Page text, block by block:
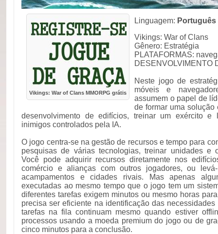
Vikings: War of Clans MMORPG grátis
Linguagem: Português
Vikings: War of Clans
Gênero: Estratégia
PLATAFORMAS:
DESENVOLVIMENTO
Neste jogo de
móveis e
assumem o papel de
de formar uma
desenvolvimento de edifícios, treinar um exército e
inimigos controlados pela IA.
O jogo centra-se na gestão de recursos e tempo para
pesquisas de várias tecnologias, treinar unidades e
Você pode adquirir recursos diretamente nos
comércio e alianças com outros jogadores, ou
acampamentos e cidades rivais. Mas apenas
executadas ao mesmo tempo que o jogo tem um
diferentes tarefas exigem minutos ou mesmo horas
precisa ser eficiente na identificação das
tarefas na fila continuam mesmo quando estiver
processos usando a moeda premium do jogo ou de
cinco minutos para a conclusão.